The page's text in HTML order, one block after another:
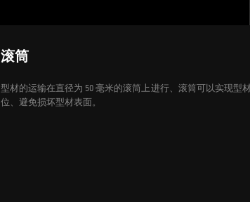
滚筒
型材的运输在直径为 50 毫米的滚筒上进行、滚筒可以实现型
位、避免损坏型材表面。